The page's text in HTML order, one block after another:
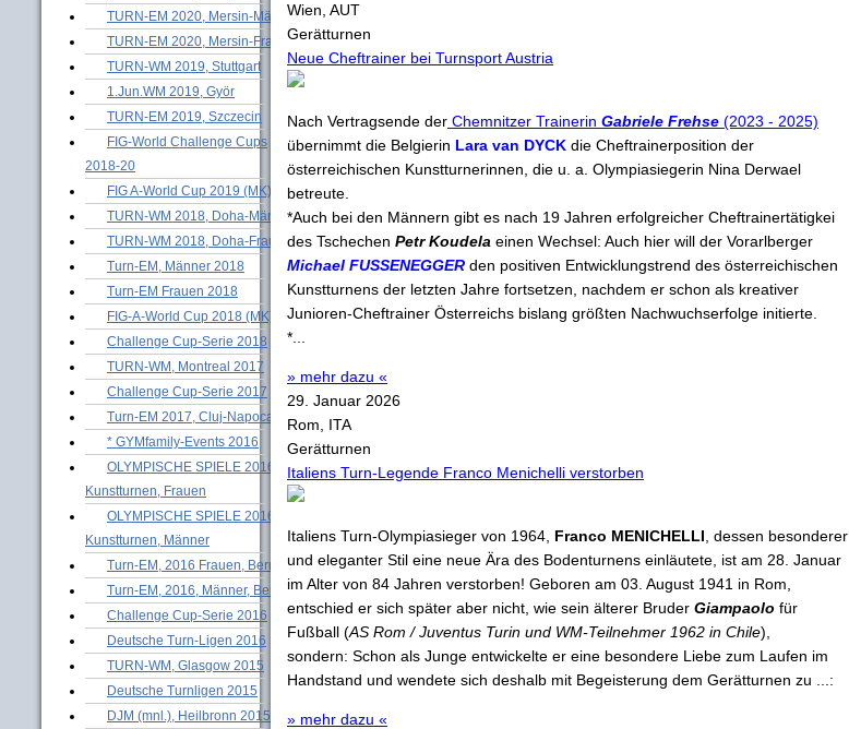
TURN-EM 2020, Mersin-Männer
TURN-EM 2020, Mersin-Frauen
TURN-WM 2019, Stuttgart
1.Jun.WM 2019, Györ
TURN-EM 2019, Szczecin
FIG-World Challenge Cups
2018-20
FIG A-World Cup 2019 (MK)
TURN-WM 2018, Doha-Männer
TURN-WM 2018, Doha-Frauen
Turn-EM, Männer 2018
Turn-EM Frauen 2018
FIG-A-World Cup 2018 (MK)
Challenge Cup-Serie 2018
TURN-WM, Montreal 2017
Challenge Cup-Serie 2017
Turn-EM 2017, Cluj-Napoca
* GYMfamily-Events 2016
OLYMPISCHE SPIELE 2016 -
Kunstturnen, Frauen
OLYMPISCHE SPIELE 2016 -
Kunstturnen, Männer
Turn-EM, 2016 Frauen, Bern
Turn-EM, 2016, Männer, Bern
Challenge Cup-Serie 2016
Deutsche Turn-Ligen 2016
TURN-WM, Glasgow 2015
Deutsche Turnligen 2015
DJM (mnl.), Heilbronn 2015
Wien, AUT
Gerätturnen
Neue Cheftrainer bei Turnsport Austria
Nach Vertragsende der Chemnitzer Trainerin Gabriele Frehse (2023 - 2025)
übernimmt die Belgierin Lara van DYCK die Cheftrainerposition der
österreichischen Kunstturnerinnen, die u. a. Olympiasiegerin Nina Derwael
betreute.
*Auch bei den Männern gibt es nach 19 Jahren erfolgreicher Cheftrainertätigkei
des Tschechen Petr Koudela einen Wechsel: Auch hier will der Vorarlberger
Michael FUSSENEGGER den positiven Entwicklungstrend des österreichischen
Kunstturnens der letzten Jahre fortsetzen, nachdem er schon als kreativer
Junioren-Cheftrainer Österreichs bislang größten Nachwuchserfolge initierte.
*...
» mehr dazu «
29. Januar 2026
Rom, ITA
Gerätturnen
Italiens Turn-Legende Franco Menichelli verstorben
Italiens Turn-Olympiasieger von 1964, Franco MENICHELLI , dessen besonderer
und eleganter Stil eine neue Ära des Bodenturnens einläutete, ist am 28. Januar
im Alter von 84 Jahren verstorben! Geboren am 03. August 1941 in Rom,
entschied er sich später aber nicht, wie sein älterer Bruder Giampaolo für
Fußball (AS Rom / Juventus Turin und WM-Teilnehmer 1962 in Chile),
sondern: Schon als Junge entwickelte er eine besondere Liebe zum Laufen im
Handstand und wendete sich deshalb mit Begeisterung dem Gerätturnen zu ...:
» mehr dazu «